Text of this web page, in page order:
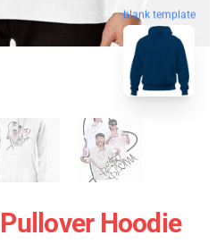
blank template
Hoodie